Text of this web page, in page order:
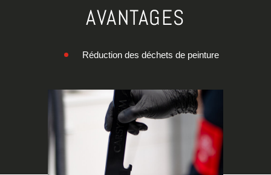
AVANTAGES
Réduction des déchets de peinture